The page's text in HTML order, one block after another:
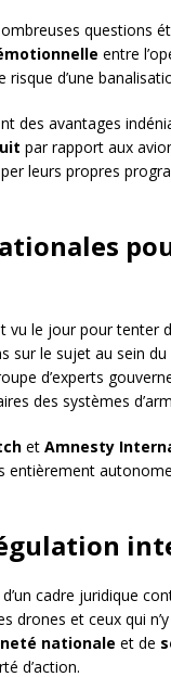
questions
entre
d’une
des avantages
par rapport aux
leurs propres
le jour pour tenter
sur le sujet au sein du
d’experts
des systèmes
et Amnesty
cadre juridique
drones et ceux qui
nationale et de
d’action.